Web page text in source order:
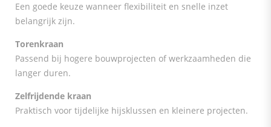
Een goede keuze wanneer flexibiliteit en snelle inzet
belangrijk zijn.
Torenkraan
Passend bij hogere bouwprojecten of werkzaamheden die
langer duren.
Zelfrijdende kraan
Praktisch voor tijdelijke hijsklussen en kleinere projecten.